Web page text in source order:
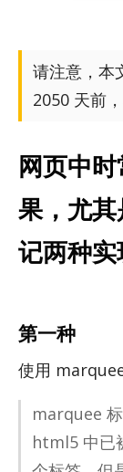
请注意，本
2050 天前
网页中
果，尤
记两种
第一种
使用
mar­quee
html5 中已